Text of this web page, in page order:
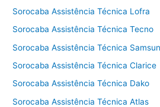
Sorocaba Assistência Técnica Lofra
Sorocaba Assistência Técnica Tecno
Sorocaba Assistência Técnica
Sorocaba Assistência Técnica Clarice
Sorocaba Assistência Técnica Dako
Sorocaba Assistência Técnica Atlas